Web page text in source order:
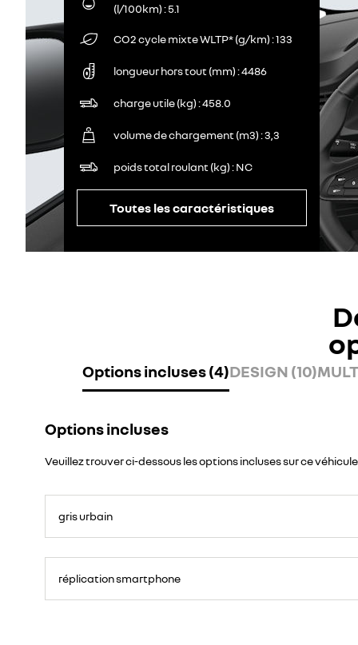
(l/100km) 5.1
CO2 cycle mixte WLTP* (g/km) 133
longueur hors tout (mm) 4486
charge utile (kg) 458.0
volume de chargement (m3) 3,3
poids total roulant (kg) NC
Toutes les caractéristiques
Options incluses (4)DESIGN (10)
Options incluses
Veuillez trouver ci-dessous les options incluses sur ce véhicule
gris urbain
réplication smartphone